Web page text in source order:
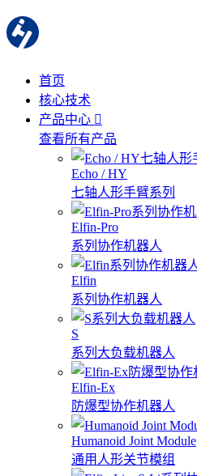
首页
核心技术
产品中心
查看所有产品
Echo / HY
七轴人形手臂系列
Elfin-Pro
系列协作机器人
Elfin
系列协作机器人
S
系列大负载机器人
Elfin-Ex
防爆型协作机器人
Humanoid Joint Module
通用人形关节模组